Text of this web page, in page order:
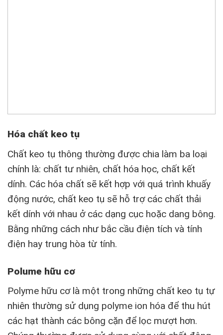
Hóa chất keo tụ
Chất keo tụ thông thường được chia làm ba loại
chính là: chất tư nhiên, chất hóa học, chất kết
dính. Các hóa chất sẽ kết hợp với quá trình khuấy
động nước, chất keo tụ sẽ hỗ trợ các chất thải
kết dính với nhau ở các dạng cục hoặc dang bông.
Bằng những cách như bắc cầu điện tích và tính
điện hay trung hòa từ tính.
Polume hữu cơ
Polyme hữu cơ là một trong những chất keo tụ tự
nhiên thường sử dụng polyme ion hóa để thu hút
các hạt thành các bông cặn để lọc mượt hơn.